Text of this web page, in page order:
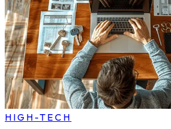
HIGH-TECH